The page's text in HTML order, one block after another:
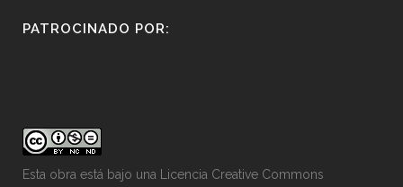
PATROCINADO POR:
Esta obra está bajo una Licencia Creative Commons